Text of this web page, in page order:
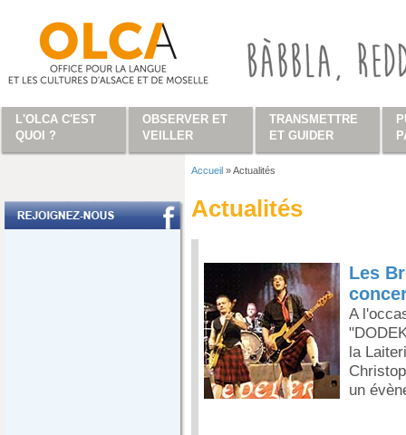
Accueil »Actualités
Actualités
Les
A
la
un
L'OLCA C'EST
QUOI ?
OBSERVER ET
VEILLER
TRANSMETTRE
ET GUIDER